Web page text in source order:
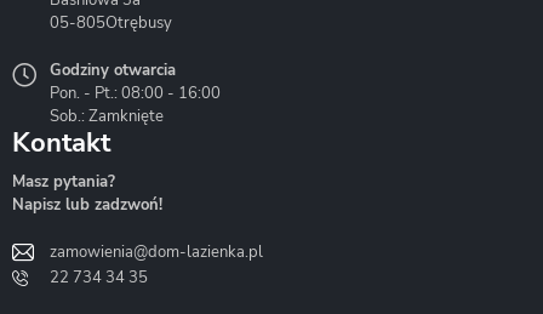
Liveno
05-805Otrębusy
Godziny otwarcia
Pon. - Pt.: 08:00 - 16:00
Sob.: Zamknięte
Kontakt
Masz pytania?
Napisz lub zadzwoń!
zamowienia@dom-lazienka.pl
22 734 34 35